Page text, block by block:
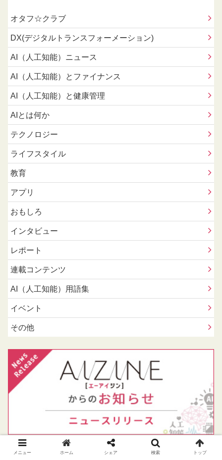
オタフ☆クラブ
DX(デジタルトランスフォーメーション)
AI（人工知能）ニュース
AI（人工知能）とファイナンス
AI（人工知能）と健康管理
AIとは何か
テクノロジー
ライフスタイル
教育
アプリ
おもしろ
インタビュー
レポート
連載コンテンツ
AI（人工知能）用語集
イベント
その他
メニュー ホーム シェア 検索 トップ